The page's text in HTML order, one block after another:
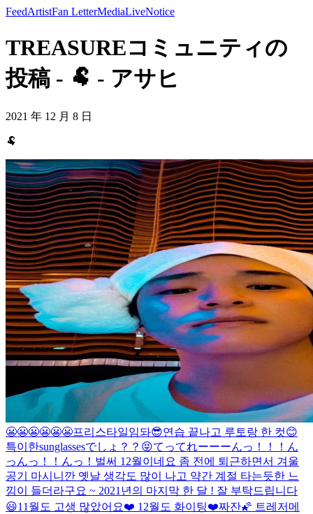
FeedArtistFan LetterMediaLiveNotice
TREASUREコミュニティの
投稿 - 🐏 - アサヒ
2021 年 12 月 8 日
🐏
😬😬😬😬😬😬프리스타일임돠😎연습 끝나고 루토랑 한 컷😊
특이한sunglassesでしょ？？😝てってれーーーんっ！！！ん
っんっ！！んっ！ 벌써 12월이네요 좀 전에 퇴근하면서 겨울
공기 마시니깐 옛날 생각도 많이 나고 약간 계절 타는듯한 느
낌이 들더라구요 ~ 2021년의 마지막 한 달 ! 잘 부탁드립니다
😃11월도 고생 많았어요❤️ 12월도 화이팅❤️짜잔🌠 트레저메